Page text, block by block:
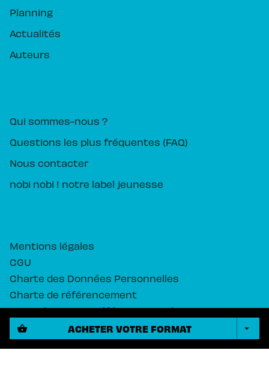
shopping_basket ACHETER VOTRE FORMAT arrow_drop_down
Planning
Actualités
Auteurs
Qui sommes-nous ?
Questions les plus fréquentes (FAQ)
Nous contacter
nobi nobi ! notre label jeunesse
Mentions légales
CGU
Charte des Données Personnelles
Charte de référencement
Paramétrez vos préférences cookies